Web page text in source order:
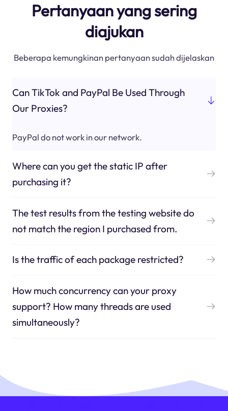
Pertanyaan yang sering
diajukan
Beberapa kemungkinan pertanyaan sudah dijelaskan
Can TikTok and PayPal Be Used Through
Our Proxies?
PayPal do not work in our network.
Where can you get the static IP after
purchasing it?
The test results from the testing website do
not match the region I purchased from.
Is the traffic of each package restricted?
How much concurrency can your proxy
support? How many threads are used
simultaneously?